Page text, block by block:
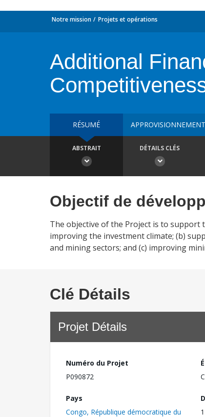
Notre mission Projets et opérations
Additional
RÉSUMÉ APPROVISIONNEMENT
ABSTRAIT DÉTAILS CLÉS
Objectif de
The objective of the Project is to
improving the investment climate; (b)
and mining sectors; and (c) improving
Clé Détails
Projet Détails
Numéro du Projet
P090872
Pays
Congo, République démocratique du